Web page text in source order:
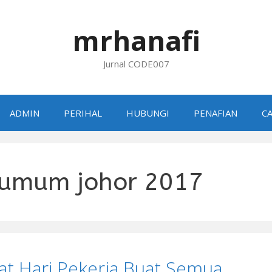
mrhanafi
Jurnal CODE007
ADMIN PERIHAL HUBUNGI PENAFIAN
johor 2017